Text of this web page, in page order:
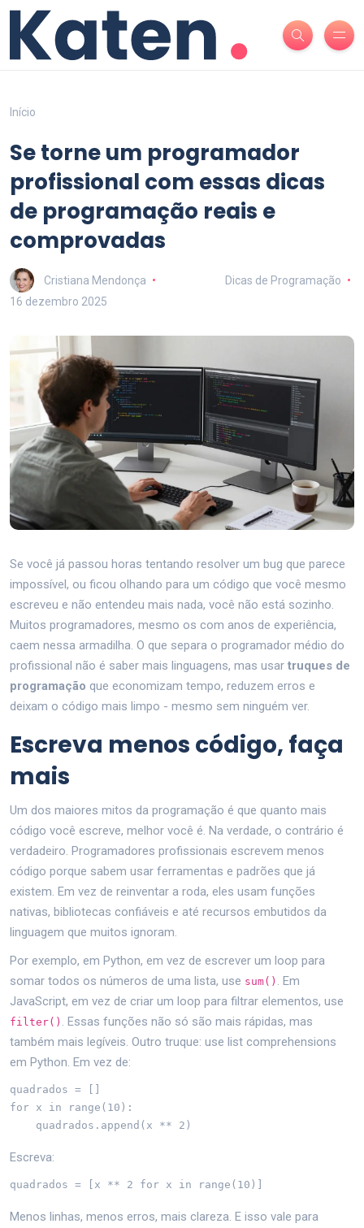
Início
Se torne um programador
profissional com essas dicas
de programação reais e
comprovadas
Cristiana Mendonça
Dicas de Programação
16 dezembro 2025
Se você já passou horas tentando resolver um bug que parece
impossível, ou ficou olhando para um código que você mesmo
escreveu e não entendeu mais nada, você não está sozinho.
Muitos programadores, mesmo os com anos de experiência,
caem nessa armadilha. O que separa o programador médio do
profissional não é saber mais linguagens, mas usar truques de
programação que economizam tempo, reduzem erros e
deixam o código mais limpo - mesmo sem ninguém ver.
Escreva menos código, faça
mais
Um dos maiores mitos da programação é que quanto mais
código você escreve, melhor você é. Na verdade, o contrário é
verdadeiro. Programadores profissionais escrevem menos
código porque sabem usar ferramentas e padrões que já
existem. Em vez de reinventar a roda, eles usam funções
nativas, bibliotecas confiáveis e até recursos embutidos da
linguagem que muitos ignoram.
Por exemplo, em Python, em vez de escrever um loop para
somar todos os números de uma lista, use sum()
. Em
JavaScript, em vez de criar um loop para filtrar elementos, use
filter()
. Essas funções não só são mais rápidas, mas
também mais legíveis. Outro truque: use list comprehensions
em Python. Em vez de:
quadrados = []
for x in range(10):
    quadrados.append(x ** 2)
Escreva:
quadrados = [x ** 2 for x in range(10)]
Menos linhas, menos erros, mais clareza. E isso vale para